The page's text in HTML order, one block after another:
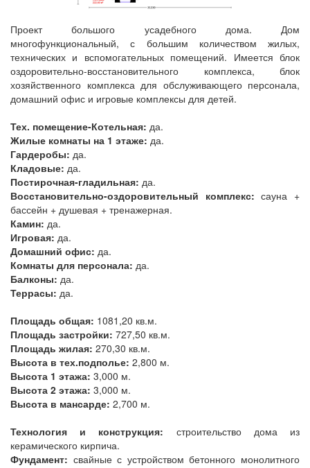
Проект большого усадебного дома. Дом
многофункциональный, с большим количеством жилых,
технических и вспомогательных помещений. Имеется блок
оздоровительно-восстановительного комплекса, блок
хозяйственного комплекса для обслуживающего персонала,
домашний офис и игровые комплексы для детей.
Тех. помещение-Котельная: да.
Жилые комнаты на 1 этаже: да.
Гардеробы: да.
Кладовые: да.
Постирочная-гладильная: да.
Восстановительно-оздоровительный комплекс: сауна +
бассейн + душевая + тренажерная.
Камин: да.
Игровая: да.
Домашний офис: да.
Комнаты для персонала: да.
Балконы: да.
Террасы: да.
Площадь общая: 1081,20 кв.м.
Площадь застройки: 727,50 кв.м.
Площадь жилая: 270,30 кв.м.
Высота в тех.подполье: 2,800 м.
Высота 1 этажа: 3,000 м.
Высота 2 этажа: 3,000 м.
Высота в мансарде: 2,700 м.
Технология и конструкция: строительство дома из
керамического кирпича.
Фундамент: свайные с устройством бетонного монолитного